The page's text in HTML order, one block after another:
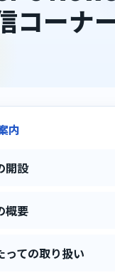
コーナ
内
開設
概要
っての取り扱い